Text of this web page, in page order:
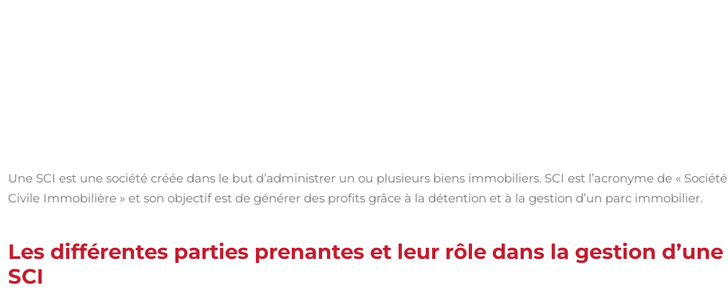
Une SCI est une société créée dans le but d’administrer un ou plusieurs biens immobiliers. SCI est l’acronyme de « Société
Civile Immobilière » et son objectif est de générer des profits grâce à la détention et à la gestion d’un parc immobilier.
Les différentes parties prenantes et leur rôle dans la gestion d’une
SCI